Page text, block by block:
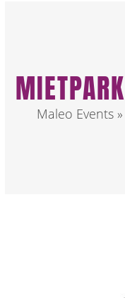
MIETPARK
Maleo Events »